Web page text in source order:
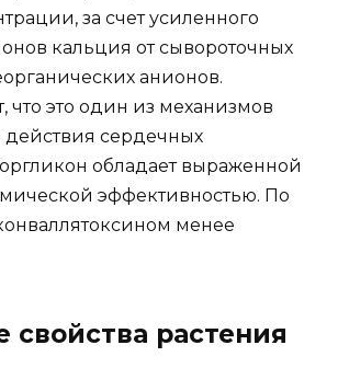
за счет усиленного
кальция от сывороточных
анионов.
что это один из механизмов
действия сердечных
обладает выраженной
эффективностью. По
менее
свойства растения